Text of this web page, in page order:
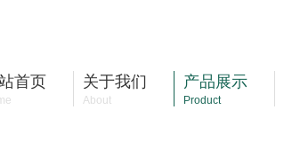
首页 关于我们
About
产品展示
Product